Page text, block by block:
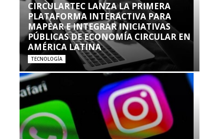
CIRCULARTEC LANZA LA PRIMERA
PLATAFORMA INTERACTIVA PARA
MAPEAR E INTEGRAR INICIATIVAS
PÚBLICAS DE ECONOMÍA CIRCULAR EN
AMÉRICA LATINA
TECNOLOGÍA